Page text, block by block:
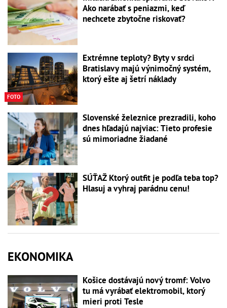
Ako narábať s peniazmi, keď
nechcete zbytočne riskovať?
FOTO
Extrémne teploty? Byty v srdci
Bratislavy majú výnimočný systém,
ktorý ešte aj šetrí náklady
Slovenské železnice prezradili, koho
dnes hľadajú najviac: Tieto profesie
sú mimoriadne žiadané
SÚŤAŽ Ktorý outfit je podľa teba top?
Hlasuj a vyhraj parádnu cenu!
EKONOMIKA
Košice dostávajú nový tromf: Volvo
tu má vyrábať elektromobil, ktorý
mieri proti Tesle